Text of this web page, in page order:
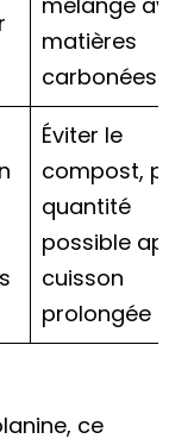
matières
carbonées
Éviter le
compost,
quantité
possible
cuisson
prolongée
ce